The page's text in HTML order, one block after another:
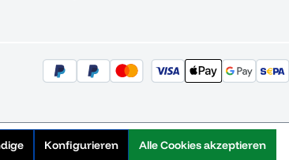
Konfigurieren Alle Cookies akzeptieren